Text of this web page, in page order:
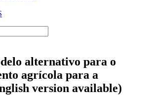
alternativo para o
agrícola para a
version available)